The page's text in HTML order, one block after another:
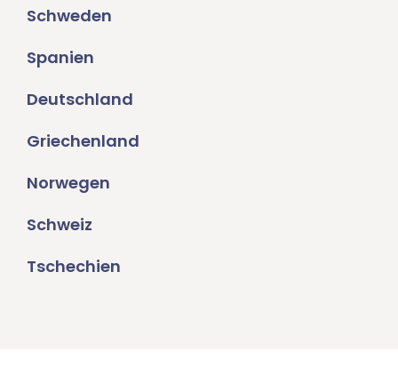
Schweden
Spanien
Deutschland
Griechenland
Norwegen
Schweiz
Tschechien